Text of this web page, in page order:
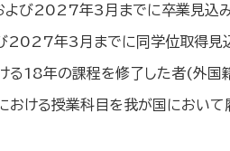
よび2027年3月までに卒業見込
2027年3月までに同学位取得見
る18年の課程を修了した者(外国
おける授業科目を我が国におい